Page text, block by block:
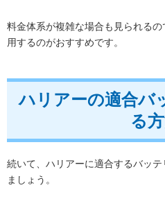
料金体系が複雑な場合も見られる
用するのがおすすめです。
ハリアーの適合バ
る
続いて、ハリアーに適合するバッ
ましょう。